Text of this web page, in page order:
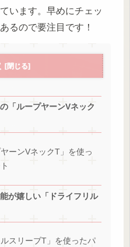
います。早めにチェッ
るので要注目です！
「ループヤーンVネック
ーンVネックT」を使っ
が嬉しい「ドライフリル
スリーブT」を使ったパ